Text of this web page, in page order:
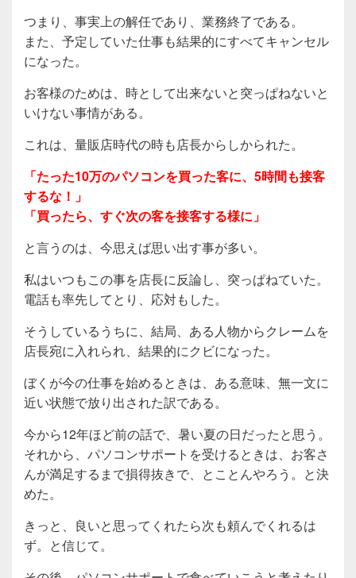
つまり、事実上の解任であり、業務終了である。
また、予定していた仕事も結果的にすべてキャンセル
になった。
お客様のためは、時として出来ないと突っぱねないと
いけない事情がある。
これは、量販店時代の時も店長からしかられた。
「たった10万のパソコンを買った客に、5時間も接客
するな！」
「買ったら、すぐ次の客を接客する様に」
と言うのは、今思えば思い出す事が多い。
私はいつもこの事を店長に反論し、突っぱねていた。
電話も率先してとり、応対もした。
そうしているうちに、結局、ある人物からクレームを
店長宛に入れられ、結果的にクビになった。
ぼくが今の仕事を始めるときは、ある意味、無一文に
近い状態で放り出された訳である。
今から12年ほど前の話で、暑い夏の日だったと思う。
それから、パソコンサポートを受けるときは、お客さ
んが満足するまで損得抜きで、とことんやろう。と決
めた。
きっと、良いと思ってくれたら次も頼んでくれるは
ず。と信じて。